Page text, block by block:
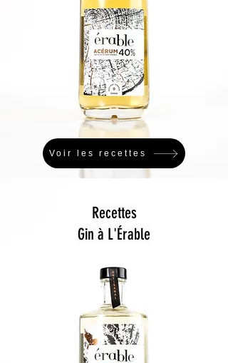
Voir les recettes
Recettes
Gin à L'Érable